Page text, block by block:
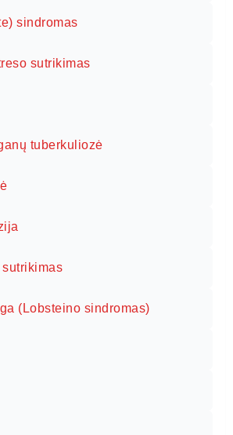
sindromas
sutrikimas
tuberkuliozė
(Lobsteino sindromas)